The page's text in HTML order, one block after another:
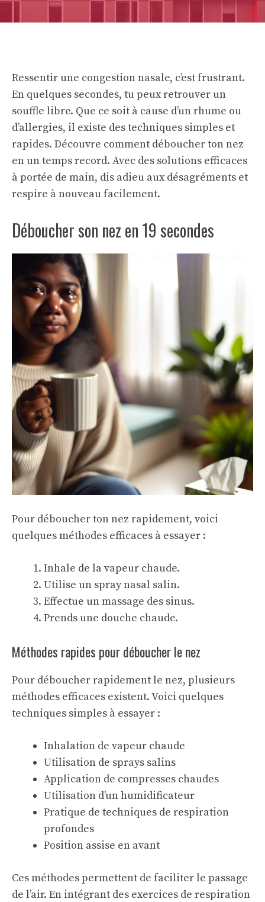
Ressentir une congestion nasale, c’est frustrant.
En quelques secondes, tu peux retrouver un
souffle libre. Que ce soit à cause d’un rhume ou
d’allergies, il existe des techniques simples et
rapides. Découvre comment déboucher ton nez
en un temps record. Avec des solutions efficaces
à portée de main, dis adieu aux désagréments et
respire à nouveau facilement.
Déboucher son nez en 19 secondes
Pour déboucher ton nez rapidement, voici
quelques méthodes efficaces à essayer :
Inhale de la vapeur chaude.
Utilise un spray nasal salin.
Effectue un massage des sinus.
Prends une douche chaude.
Méthodes rapides pour déboucher le nez
Pour déboucher rapidement le nez, plusieurs
méthodes efficaces existent. Voici quelques
techniques simples à essayer :
Inhalation de vapeur chaude
Utilisation de sprays salins
Application de compresses chaudes
Utilisation d’un humidificateur
Pratique de techniques de respiration
profondes
Position assise en avant
Ces méthodes permettent de faciliter le passage
de l’air. En intégrant des exercices de respiration